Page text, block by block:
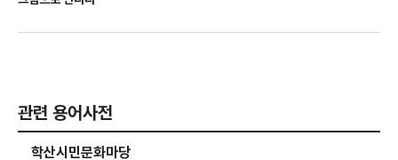
관련 용어사전
학산시민문화마당